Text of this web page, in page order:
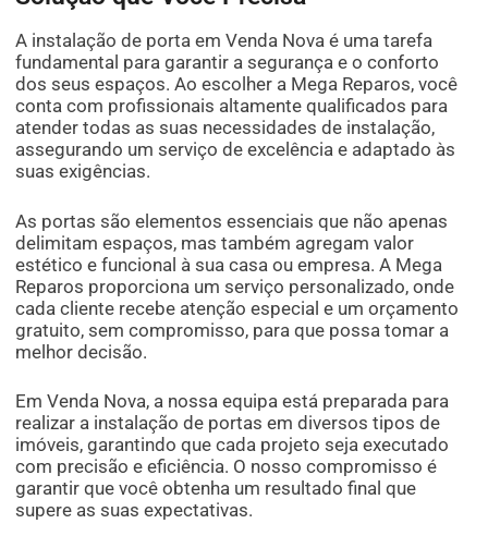
A instalação de porta em Venda Nova é uma tarefa
fundamental para garantir a segurança e o conforto
dos seus espaços. Ao escolher a Mega Reparos, você
conta com profissionais altamente qualificados para
atender todas as suas necessidades de instalação,
assegurando um serviço de excelência e adaptado às
suas exigências.
As portas são elementos essenciais que não apenas
delimitam espaços, mas também agregam valor
estético e funcional à sua casa ou empresa. A Mega
Reparos proporciona um serviço personalizado, onde
cada cliente recebe atenção especial e um orçamento
gratuito, sem compromisso, para que possa tomar a
melhor decisão.
Em Venda Nova, a nossa equipa está preparada para
realizar a instalação de portas em diversos tipos de
imóveis, garantindo que cada projeto seja executado
com precisão e eficiência. O nosso compromisso é
garantir que você obtenha um resultado final que
supere as suas expectativas.